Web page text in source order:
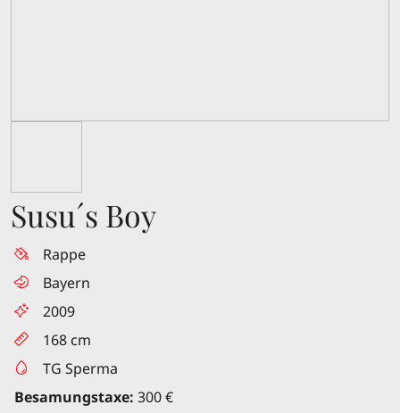
Susu´s Boy
Rappe
Bayern
2009
168 cm
TG Sperma
Besamungstaxe: 300 €